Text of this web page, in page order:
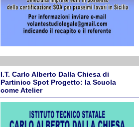
I.T. Carlo Alberto Dalla Chiesa di
Partinico Spot Progetto: la Scuola
come Atelier